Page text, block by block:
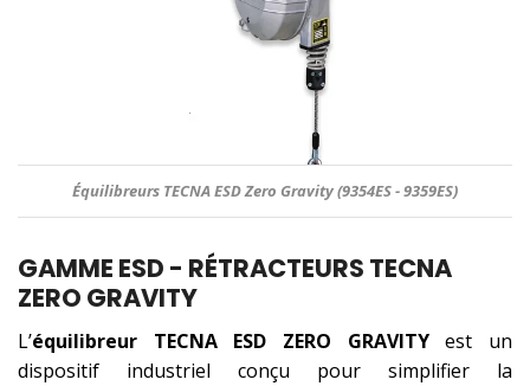
Équilibreurs TECNA ESD Zero Gravity (9354ES - 9359ES)
GAMME ESD - RÉTRACTEURS TECNA
ZERO GRAVITY
L’équilibreur TECNA ESD ZERO GRAVITYest un
dispositif industriel conçu pour simplifier la